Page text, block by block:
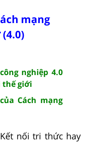
mạng
nghiệp 4.0
thế giới
Cách mạng
nối tri thức hay